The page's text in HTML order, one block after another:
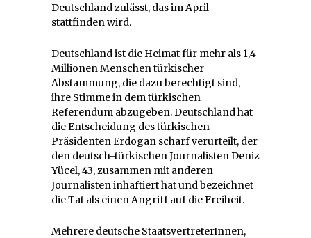
Deutschland zulässt, das im April
stattfinden wird.
Deutschland ist die Heimat für mehr als 1,4
Millionen Menschen türkischer
Abstammung, die dazu berechtigt sind,
ihre Stimme in dem türkischen
Referendum abzugeben. Deutschland hat
die Entscheidung des türkischen
Präsidenten Erdogan scharf verurteilt, der
den deutsch-türkischen Journalisten Deniz
Yücel, 43, zusammen mit anderen
Journalisten inhaftiert hat und bezeichnet
die Tat als einen Angriff auf die Freiheit.
Mehrere deutsche StaatsvertreterInnen,